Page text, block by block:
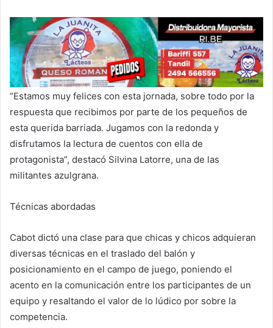
“Estamos muy felices con esta jornada, sobre todo por la
respuesta que recibimos por parte de los pequeños de
esta querida barriada. Jugamos con la redonda y
disfrutamos la lectura de cuentos con ella de
protagonista”, destacó Silvina Latorre, una de las
militantes azulgrana.
Técnicas abordadas
Cabot dictó una clase para que chicas y chicos adquieran
diversas técnicas en el traslado del balón y
posicionamiento en el campo de juego, poniendo el
acento en la comunicación entre los participantes de un
equipo y resaltando el valor de lo lúdico por sobre la
competencia.